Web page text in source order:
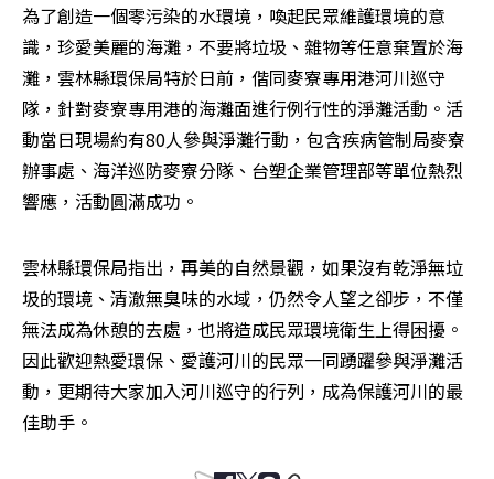
為了創造一個零污染的水環境，喚起民眾維護環境的意
識，珍愛美麗的海灘，不要將垃圾、雜物等任意棄置於海
灘，雲林縣環保局特於日前，偕同麥寮專用港河川巡守
隊，針對麥寮專用港的海灘面進行例行性的淨灘活動。活
動當日現場約有80人參與淨灘行動，包含疾病管制局麥寮
辦事處、海洋巡防麥寮分隊、台塑企業管理部等單位熱烈
響應，活動圓滿成功。
雲林縣環保局指出，再美的自然景觀，如果沒有乾淨無垃
圾的環境、清澈無臭味的水域，仍然令人望之卻步，不僅
無法成為休憩的去處，也將造成民眾環境衛生上得困擾。
因此歡迎熱愛環保、愛護河川的民眾一同踴躍參與淨灘活
動，更期待大家加入河川巡守的行列，成為保護河川的最
佳助手。